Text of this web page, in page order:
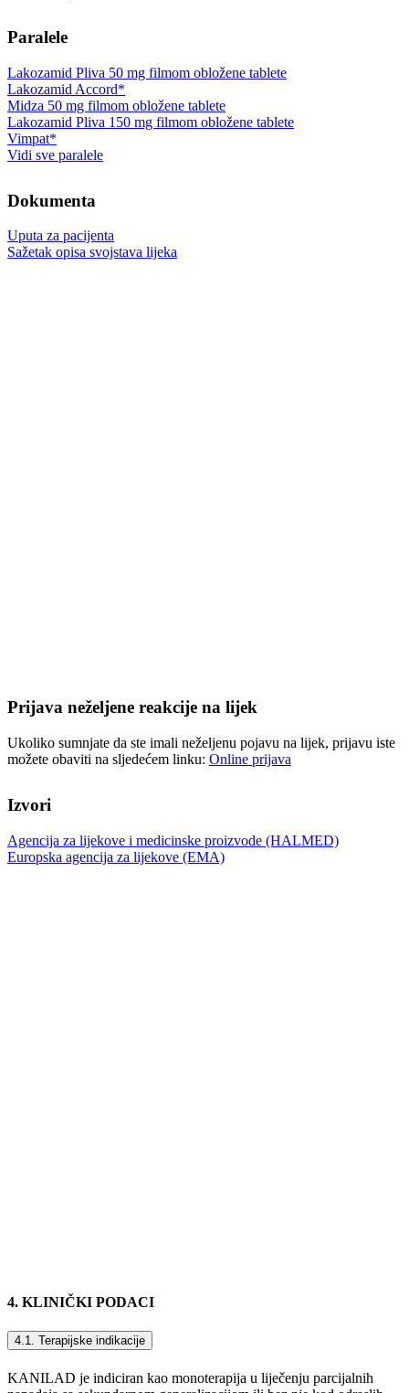
Paralele
Lakozamid Pliva 50 mg filmom obložene tablete
Lakozamid Accord*
Midza 50 mg filmom obložene tablete
Lakozamid Pliva 150 mg filmom obložene tablete
Vimpat*
Vidi sve paralele
Dokumenta
Uputa za pacijenta
Sažetak opisa svojstava lijeka
Prijava neželjene reakcije na lijek
Ukoliko sumnjate da ste imali neželjenu pojavu na lijek, prijavu iste
možete obaviti na sljedećem linku: Online prijava
Izvori
Agencija za lijekove i medicinske proizvode (HALMED)
Europska agencija za lijekove (EMA)
4. KLINIČKI PODACI
4.1. Terapijske indikacije
KANILAD je indiciran kao monoterapija u liječenju parcijalnih